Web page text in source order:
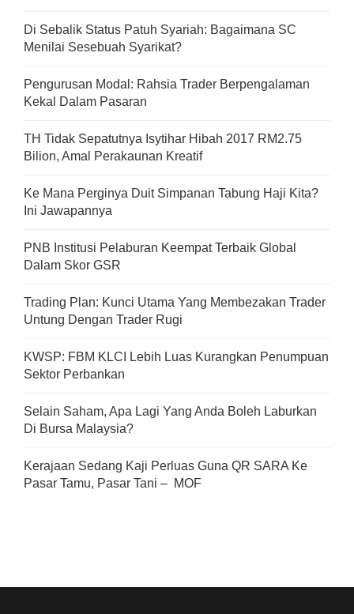
Di Sebalik Status Patuh Syariah: Bagaimana SC
Menilai Sesebuah Syarikat?
Pengurusan Modal: Rahsia Trader Berpengalaman
Kekal Dalam Pasaran
TH Tidak Sepatutnya Isytihar Hibah 2017 RM2.75
Bilion, Amal Perakaunan Kreatif
Ke Mana Perginya Duit Simpanan Tabung Haji Kita?
Ini Jawapannya
PNB Institusi Pelaburan Keempat Terbaik Global
Dalam Skor GSR
Trading Plan: Kunci Utama Yang Membezakan Trader
Untung Dengan Trader Rugi
KWSP: FBM KLCI Lebih Luas Kurangkan Penumpuan
Sektor Perbankan
Selain Saham, Apa Lagi Yang Anda Boleh Laburkan
Di Bursa Malaysia?
Kerajaan Sedang Kaji Perluas Guna QR SARA Ke
Pasar Tamu, Pasar Tani – MOF